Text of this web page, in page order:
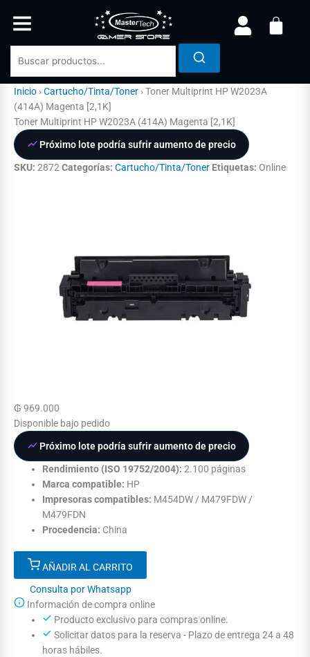
Inicio ›Cartucho/Tinta/Toner ›Toner Multiprint HP W2023A
(414A) Magenta [2,1K]
Toner Multiprint HP W2023A (414A) Magenta [2,1K]
Próximo lote podría sufrir aumento de precio
SKU: 2872 Categorías: Cartucho/Tinta/Toner Etiquetas: Online
₲ 969.000
Disponible bajo pedido
Próximo lote podría sufrir aumento de precio
Rendimiento (ISO 19752/2004): 2.100 páginas
Marca compatible: HP
Impresoras compatibles: M454DW / M479FDW /
M479FDN
Procedencia: China
AÑADIR AL CARRITO
Consulta por Whatsapp
Información de compra online
Producto exclusivo para compras online.
Solicitar datos para la reserva - Plazo de entrega 24 a 48
horas hábiles.